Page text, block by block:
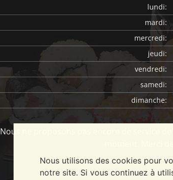
lundi:
mardi:
mercredi:
jeudi:
vendredi:
samedi:
dimanche:
Nous ne proposons pas encore de service
Nous utilisons des cookies pour
notre site. Si vous continuez à